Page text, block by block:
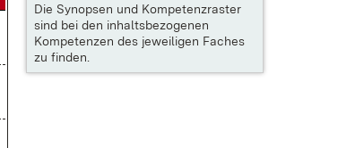
Die Synopsen und Kompetenzraster
sind bei den inhaltsbezogenen
Kompetenzen des jeweiligen Faches
zu finden.